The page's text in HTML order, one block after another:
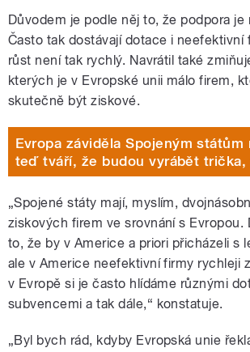
Důvodem je podle něj to, že podpora je
Často tak dostávají dotace i neefektivní
růst není tak rychlý. Navrátil také
kterých je v Evropské unii málo firem,
skutečně být ziskové.
Evropa záviděla Spojeným
teď tváří, že budou vyrábět trička,
„Spojené státy mají, myslím,
ziskových firem ve srovnání s Evropou.
to, že by v Americe a priori přicházeli s
ale v Americe neefektivní firmy rychleji
v Evropě si je často hlídáme různými
subvencemi a tak dále,“ konstatuje.
„Byl bych rád, kdyby Evropská unie